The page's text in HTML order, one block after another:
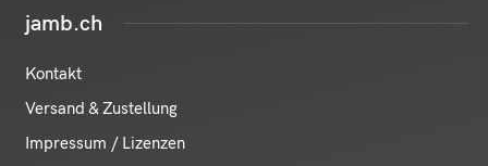
jamb.ch
Kontakt
Versand & Zustellung
Impressum / Lizenzen